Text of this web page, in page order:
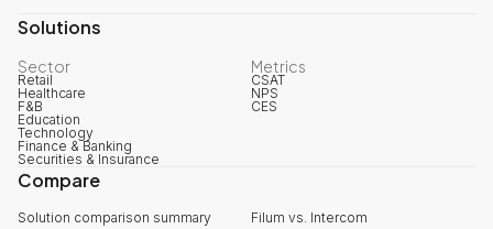
Solutions
Sector
Retail
Healthcare
F&B
Education
Technology
Finance & Banking
Securities & Insurance
Metrics
CSAT
NPS
CES
Compare
Solution comparison summary
Filum vs. Intercom